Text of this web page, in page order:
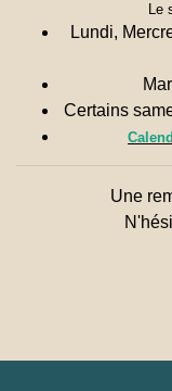
Le
Lundi,
Certains
Une